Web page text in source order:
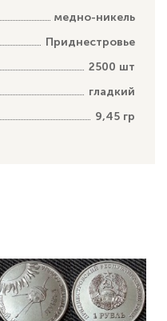
медно-никель
Приднестровье
2500 шт
гладкий
9,45 гр